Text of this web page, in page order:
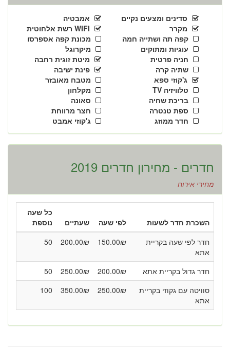
אמבטיה
סדינים ומצעים נקיים
WIFI רשת אלחוטית
מקרר
מכונת קפה אספרסו
קפה תה ושתייה חמה
מיקרוגל
עוגיות ומתוקים
מיטת זוגית רחבה
חניה פרטית
פינת ישיבה
שתיה קרה
מטבח מאובזר
ג'קוזי ספא
מקלחון
טלוויזיה TV
סאונה
בריכת שחיה
חצר מרווחת
ספת טנטרה
ג'קוזי אמבט
חדר ממוזג
חדרים - מחירון חדרים 2019
מחירי אירוח
השכרת חדר לשעות לפי שעה שעתיים
כל שעה
נוספת
חדר לפי שעה בקריית
אתא
150.00₪
200.00₪
50
חדר גדול בקריית אתא 200.00₪
250.00₪
50
סוויטה עם גקוזי בקריית
אתא
250.00₪
350.00₪
100